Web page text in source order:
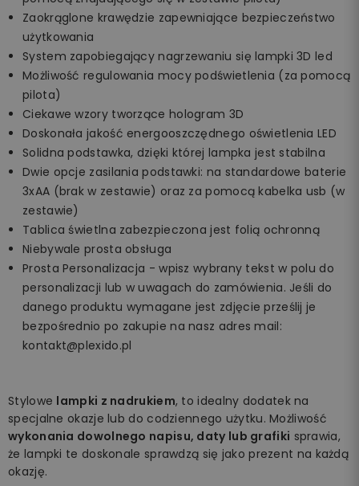
Zaokrąglone krawędzie zapewniające bezpieczeństwo
użytkowania
System zapobiegający nagrzewaniu się lampki 3D led
Możliwość regulowania mocy podświetlenia (za pomocą
pilota)
Ciekawe wzory tworzące hologram 3D
Doskonała jakość energooszczędnego oświetlenia LED
Solidna podstawka, dzięki której lampka jest stabilna
Dwie opcje zasilania podstawki: na standardowe baterie
3xAA (brak w zestawie) oraz za pomocą kabelka usb (w
zestawie)
Tablica świetlna zabezpieczona jest folią ochronną
Niebywale prosta obsługa
Prosta Personalizacja - wpisz wybrany tekst w polu do
personalizacji lub w uwagach do zamówienia. Jeśli do
danego produktu wymagane jest zdjęcie prześlij je
bezpośrednio po zakupie na nasz adres mail:
kontakt@plexido.pl
Stylowe lampki z nadrukiem, to idealny dodatek na
specjalne okazje lub do codziennego użytku. Możliwość
wykonania dowolnego napisu, daty lub grafiki sprawia,
że lampki te doskonale sprawdzą się jako prezent na każdą
okazję.